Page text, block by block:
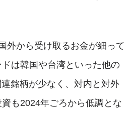
外から受け取るお金が細って
は韓国や台湾といった他の
銘柄が少なく、対内と対外
も2024年ごろから低調とな